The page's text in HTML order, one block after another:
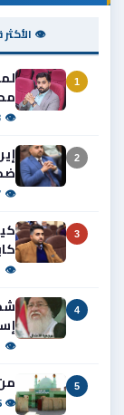
👁 الأكثر
1
👁 1,143,903 مشاهدة
2
👁 1,061,797 مشاهدة
3
👁 1,028,471 مشاهدة
4
👁 40,821 مشاهدة
5
👁 36,186 مشاهدة